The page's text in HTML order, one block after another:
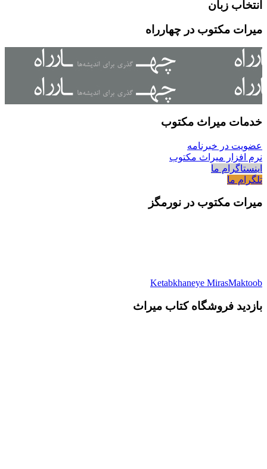
انتخاب زبان
میرات مکتوب در چهارراه
خدمات میراث مکتوب
عضویت در خبرنامه
نرم افزار میراث مکتوب
اینستاگرام ما
تلگرام ما
میرات مکتوب در نورمگز
Ketabkhaneye MirasMaktoob
بازدید فروشگاه کتاب میراث